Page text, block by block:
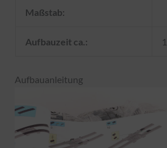
Maßstab:
Aufbauzeit ca.:
Aufbauanleitung